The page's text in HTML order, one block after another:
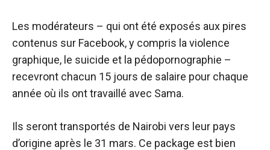
Les modérateurs – qui ont été exposés aux pires
contenus sur Facebook, y compris la violence
graphique, le suicide et la pédopornographie –
recevront chacun 15 jours de salaire pour chaque
année où ils ont travaillé avec Sama.
Ils seront transportés de Nairobi vers leur pays
d’origine après le 31 mars. Ce package est bien